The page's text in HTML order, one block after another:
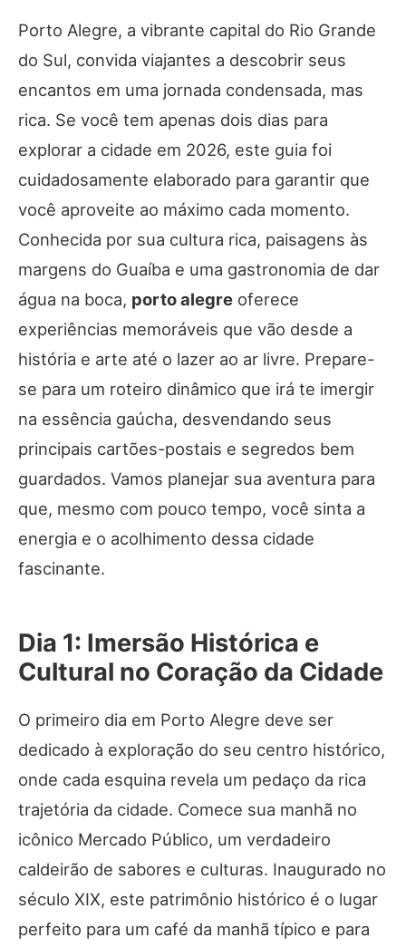
Porto Alegre, a vibrante capital do Rio Grande
do Sul, convida viajantes a descobrir seus
encantos em uma jornada condensada, mas
rica. Se você tem apenas dois dias para
explorar a cidade em 2026, este guia foi
cuidadosamente elaborado para garantir que
você aproveite ao máximo cada momento.
Conhecida por sua cultura rica, paisagens às
margens do Guaíba e uma gastronomia de dar
água na boca, porto alegre oferece
experiências memoráveis que vão desde a
história e arte até o lazer ao ar livre. Prepare-
se para um roteiro dinâmico que irá te imergir
na essência gaúcha, desvendando seus
principais cartões-postais e segredos bem
guardados. Vamos planejar sua aventura para
que, mesmo com pouco tempo, você sinta a
energia e o acolhimento dessa cidade
fascinante.
Dia 1: Imersão Histórica e
Cultural no Coração da Cidade
O primeiro dia em Porto Alegre deve ser
dedicado à exploração do seu centro histórico,
onde cada esquina revela um pedaço da rica
trajetória da cidade. Comece sua manhã no
icônico Mercado Público, um verdadeiro
caldeirão de sabores e culturas. Inaugurado no
século XIX, este patrimônio histórico é o lugar
perfeito para um café da manhã típico e para